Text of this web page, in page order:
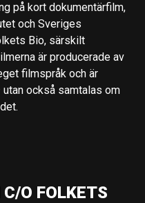
på kort dokumentärfilm,
och Sveriges
Bio, särskilt
är producerade av
filmspråk och är
också samtalas om
O FOLKETS